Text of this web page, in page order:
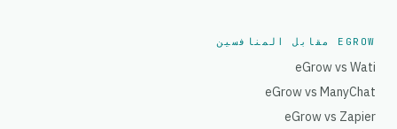
EGROW مقابل المنافسين
eGrow vs Wati
eGrow vs ManyChat
eGrow vs Zapier